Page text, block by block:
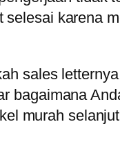
karena
sales
bagaimana
murah